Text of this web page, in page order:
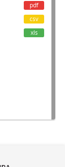
pdf
csv
xls